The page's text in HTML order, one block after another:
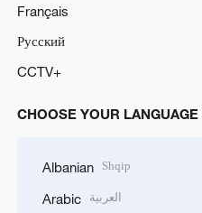
Français
Русский
CCTV+
CHOOSE YOUR LANGUAGE
Albanian Shqip
Arabic العربية